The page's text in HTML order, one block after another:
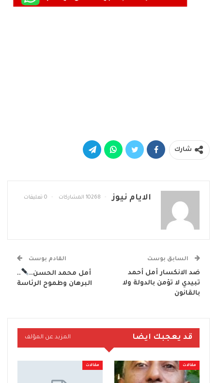
شارك
الايام نيوز 10268 المشاركات 0 تعليقات
السابق بوست
ضد الانكسار أمل أحمد
تبيدي لا تؤمن بالدولة ولا
بالقانون
القادم بوست
أمل محمد الحسن..
..
البرهان وطموح الرئاسة
قد يعجبك ايضا المزيد عن المؤلف
مقالات مقالات